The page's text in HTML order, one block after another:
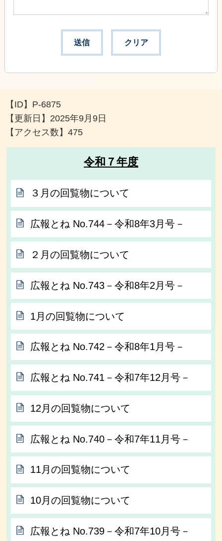
【ID】 P-6875
【更新日】 2025年9月9日
【アクセス数】475
令和７年度
３月の回覧物について
広報とね No.744－令和8年3月号－
２月の回覧物について
広報とね No.743－令和8年2月号－
1月の回覧物について
広報とね No.742－令和8年1月号－
広報とね No.741－令和7年12月号－
12月の回覧物について
広報とね No.740－令和7年11月号－
11月の回覧物について
10月の回覧物について
広報とね No.739－令和7年10月号－